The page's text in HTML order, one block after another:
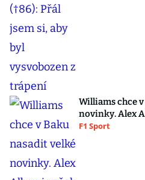
Williams chce
novinky. Alex
F1 Sport